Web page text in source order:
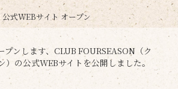
式WEBサイト オープン
ンします、CLUB FOURSEASON（ク
）の公式WEBサイトを公開しました。